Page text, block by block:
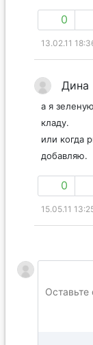
0
13.02.11
Дина
а я
кладу.
или когда
добавляю.
0
15.05.11